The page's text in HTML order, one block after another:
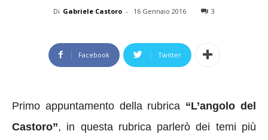
Di Gabriele Castoro - 16 Gennaio 2016 3
Facebook Twitter
Primo appuntamento della rubrica “L’angolo del
Castoro”, in questa rubrica parlerò dei temi più